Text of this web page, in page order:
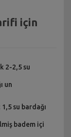
için
2-2,5 su
un
1,5 su bardağı
badem içi